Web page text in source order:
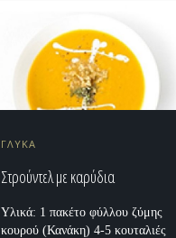
ΓΛΥΚΑ
Στρούντελ με καρύδια
Υλικά: 1 πακέτο φύλλου ζύμης
κουρού (Κανάκη) 4-5 κουταλιές